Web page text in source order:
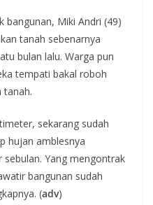
bangunan, Miki Andri (49)
tanah sebenarnya
bulan lalu. Warga pun
tempati bakal roboh
tanah.
sekarang sudah
hujan amblesnya
Yang mengontrak
bangunan sudah
(adv)